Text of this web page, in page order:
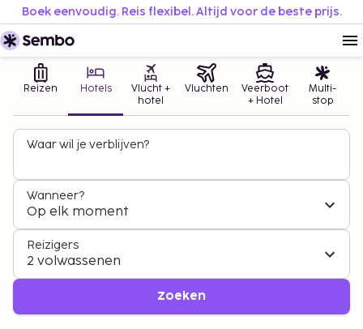
Boek eenvoudig. Reis flexibel. Altijd voor de beste prijs.
Reizen Hotels
Vlucht +
hotel
Vluchten
Veerboot
+ Hotel
Multi-
stop
Waar wil je verblijven?
Wanneer?
Op elk moment
Reizigers
2 volwassenen
Zoeken